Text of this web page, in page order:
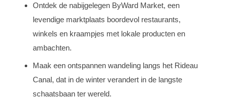
Ontdek de nabijgelegen ByWard Market, een
levendige marktplaats boordevol restaurants,
winkels en kraampjes met lokale producten en
ambachten.
Maak een ontspannen wandeling langs het Rideau
Canal, dat in de winter verandert in de langste
schaatsbaan ter wereld.